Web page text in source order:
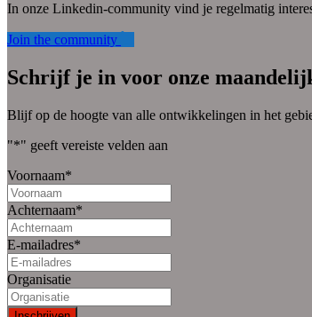
In onze Linkedin-community vind je regelmatig
Join the community
Schrijf je in voor onze
Blijf op de hoogte van alle ontwikkelingen in het
"*" geeft vereiste velden aan
Voornaam*
Achternaam*
E-mailadres*
Organisatie